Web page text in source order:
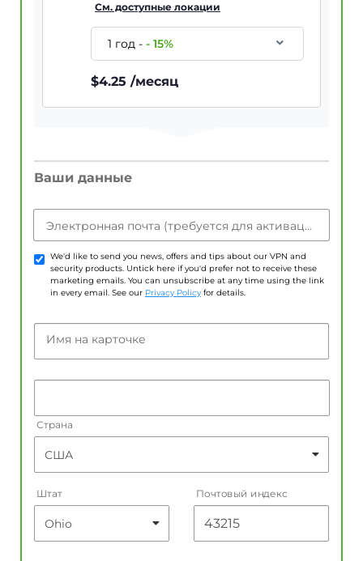
См. доступные локации
1 год--15%
$4.25 /месяц
Ваши данные
Электронная почта (требуется для активации учетной записи)
We'd like to send you news, offers and tips about our VPN and
security products. Untick here if you'd prefer not to receive these
marketing emails. You can unsubscribe at any time using the link
in every email. See our Privacy Policy for details.
Имя на карточке
Страна
Штат Почтовый индекс